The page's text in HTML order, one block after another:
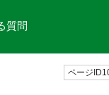
質問
ページ